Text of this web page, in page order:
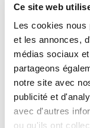
Ce site web
Les cookies nous
et les annonces,
médias sociaux
partageons
notre site avec
publicité et
avec d'autres
ou qu'ils ont
attentes
Le « vrai sur-
tout l’espace
d’éclairage, … à